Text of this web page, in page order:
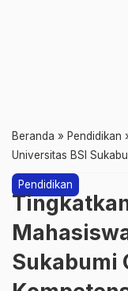
Beranda » Pendidikan
Universitas BSI
Pendidikan
Sukabumi